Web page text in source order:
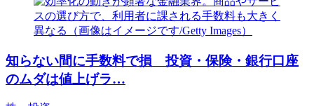
知らない間に手数料で損 投資・保険・銀行口座
のムダは値上げラ…